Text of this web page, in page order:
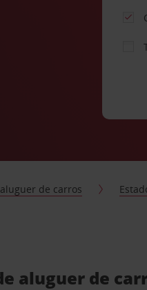
de carros
aluguer de